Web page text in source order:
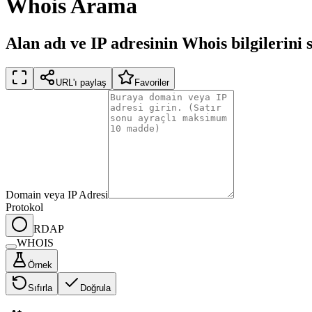
Whois Arama
Alan adı ve IP adresinin Whois bilgilerini
URL'ı paylaş Favoriler
Domain veya IP Adresi
Protokol
RDAP
WHOIS
Örnek
Sıfırla Doğrula